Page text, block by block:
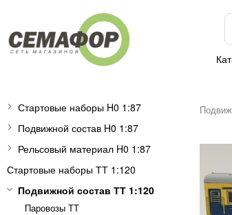
Стартовые наборы H0 1:87
Подвижной состав H0 1:87
Рельсовый материал H0 1:87
Стартовые наборы ТТ 1:120
Подвижной состав ТТ 1:120
Паровозы ТТ